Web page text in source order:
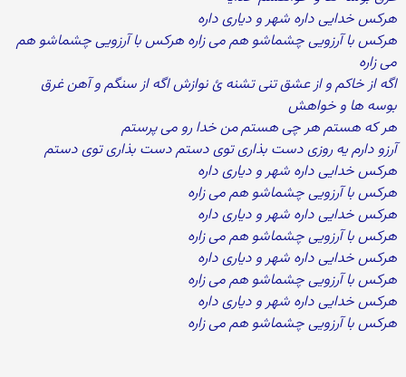
هرکس خدایی داره شهر و دیاری داره
هرکس با آرزویی چشماشو هم می زاره هرکس با آرزویی چشماشو هم
می زاره
اگه از خاکم و از عشق تنی تشنه ئ نوازش اگه از سنگم و آهن غرق
بوسه ها و خواهش
هر که هستم هر چی هستم من خدا رو می پرستم
آرزو دارم یه روزی دست بذاری توی دستم دست بذاری توی دستم
هرکس خدایی داره شهر و دیاری داره
هرکس با آرزویی چشماشو هم می زاره
هرکس خدایی داره شهر و دیاری داره
هرکس با آرزویی چشماشو هم می زاره
هرکس خدایی داره شهر و دیاری داره
هرکس با آرزویی چشماشو هم می زاره
هرکس خدایی داره شهر و دیاری داره
هرکس با آرزویی چشماشو هم می زاره